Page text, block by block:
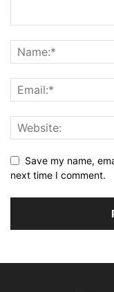
Save my name,
next time I comment.